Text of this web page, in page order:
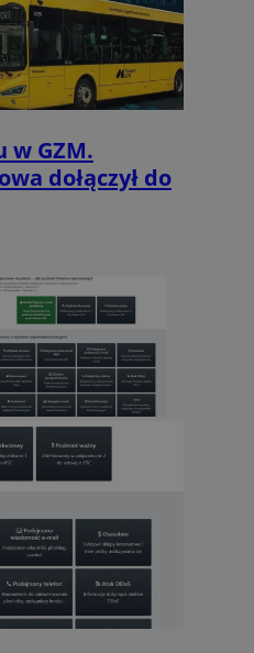
w GZM.
dołączył do